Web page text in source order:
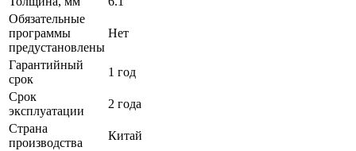
Обязательные
программы
предустановлены
Нет
Гарантийный
срок
1 год
Срок
эксплуатации
2 года
Страна
производства
Китай